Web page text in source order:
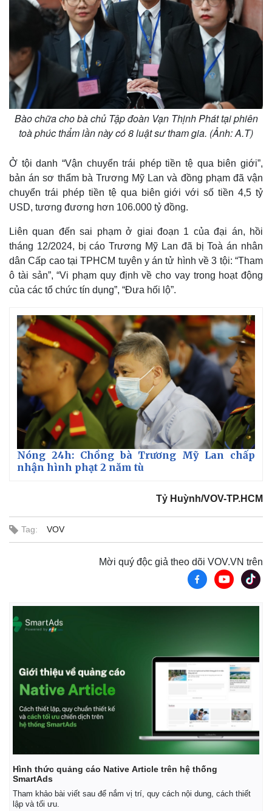
Giá vàng
Tiêu dùng
Tỷ giá
Giá cà phê
Bào chữa cho bà chủ Tập đoàn Vạn Thịnh Phát tại phiên
toà phúc thẩm lần này có 8 luật sư tham gia. (Ảnh: A.T)
Ở tội danh “Vận chuyển trái phép tiền tệ qua biên giới”,
bản án sơ thẩm bà Trương Mỹ Lan và đồng phạm đã vận
chuyển trái phép tiền tệ qua biên giới với số tiền 4,5 tỷ
USD, tương đương hơn 106.000 tỷ đồng.
Liên quan đến sai phạm ở giai đoạn 1 của đại án, hồi
tháng 12/2024, bị cáo Trương Mỹ Lan đã bị Toà án nhân
dân Cấp cao tại TPHCM tuyên y án tử hình về 3 tội: “Tham
ô tài sản”, “Vi phạm quy định về cho vay trong hoạt động
của các tổ chức tín dụng”, “Đưa hối lộ”.
Nóng 24h: Chồng bà Trương Mỹ Lan chấp
nhận hình phạt 2 năm tù
Tỷ Huỳnh/VOV-TP.HCM
Tag: VOV
Mời quý độc giả theo dõi VOV.VN trên
Hình thức quảng cáo Native Article trên hệ thống
SmartAds
Tham khảo bài viết sau để nắm vị trí, quy cách nội dung, cách thiết
lập và tối ưu.